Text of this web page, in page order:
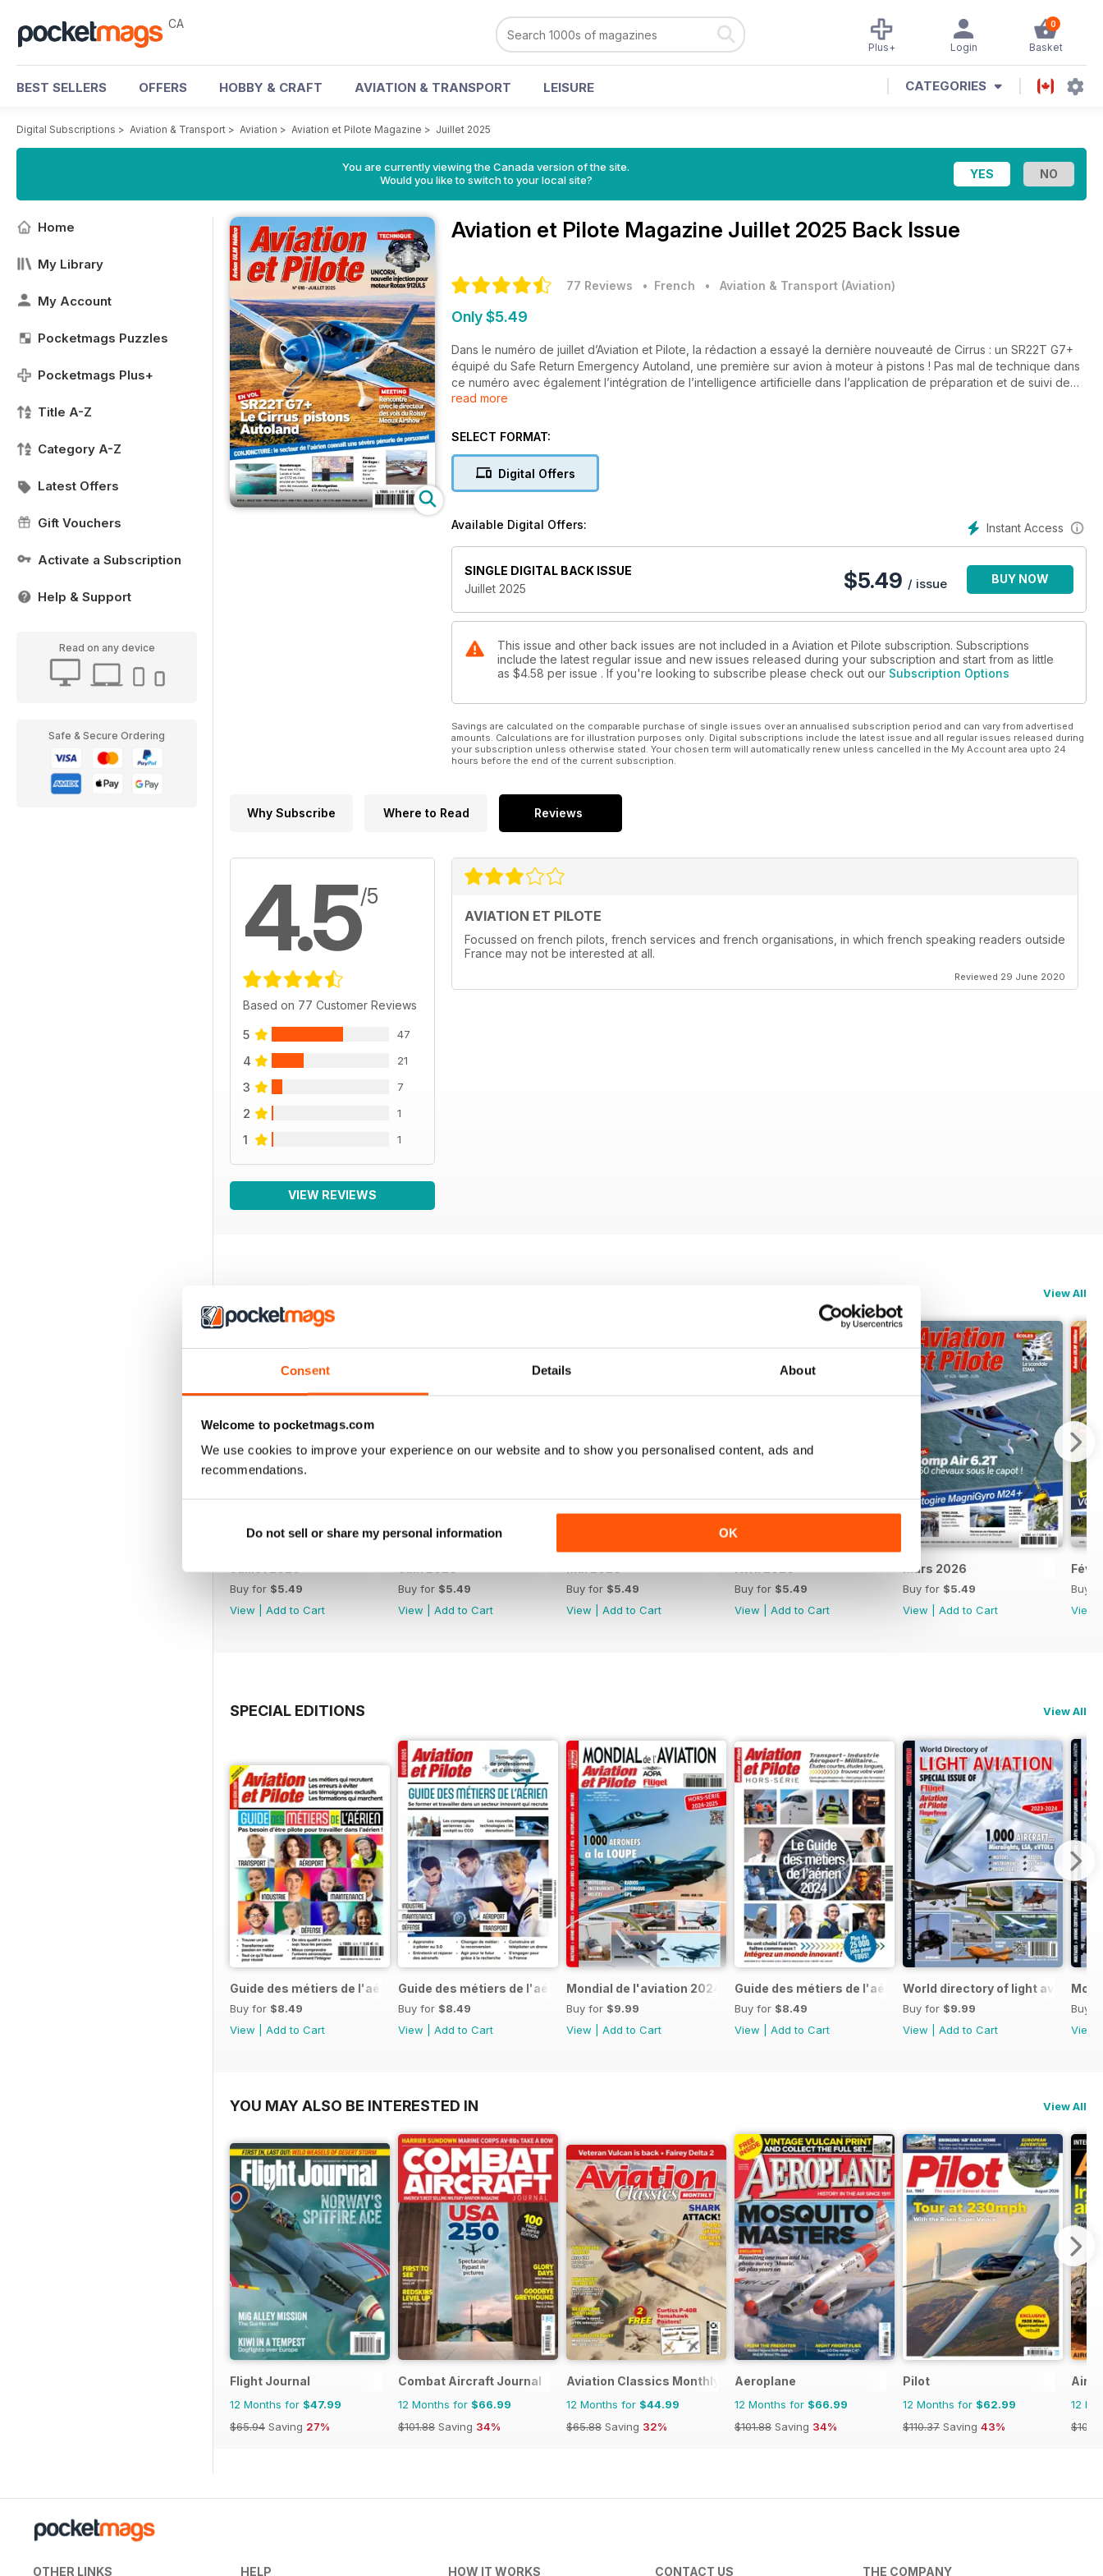
Consent Details About
Welcome to pocketmags.com
We use cookies to improve your experience on our website and to show you personalised content, ads and
recommendations.
Do not sell or share my personal information OK
CA 0
Basket
Login
Plus+
BEST SELLERS OFFERS HOBBY & CRAFT AVIATION & TRANSPORT LEISURE CATEGORIES
Digital Subscriptions > Aviation & Transport > Aviation > Aviation et Pilote Magazine > Juillet 2025
You are currently viewing the Canada version of the site.
Would you like to switch to your local site?
Home
My Library
My Account
Pocketmags Puzzles
Pocketmags Plus+
Title A-Z
Category A-Z
Latest Offers
Gift Vouchers
Activate a Subscription
Help & Support
Read on any device
Safe & Secure Ordering
Aviation et Pilote Magazine Juillet 2025 Back Issue
77 Reviews • French • Aviation & Transport (Aviation)
Only $5.49
Dans le numéro de juillet d’Aviation et Pilote, la rédaction a essayé la dernière nouveauté de Cirrus : un SR22T G7+
équipé du Safe Return Emergency Autoland, une première sur avion à moteur à pistons ! Pas mal de technique dans
ce numéro avec également l’intégration de l’intelligence artificielle dans l’application de préparation et de suivi de
navigation Air Navigation ou encore la présentation du kit injection, conçu par Unicorn Aviation, pour moteurs Rotax
Les salons aéronautiques se succèdent. Nous vous disons ce qui s’est passé à l’édition 2025 de France Air Expo et
Meaux Airshow, Michel Geindre, qui explique comment l’on peut faire voler 80 avions durant 5h50 de démonstrations
aériennes et que tout se déroule bien. L’aviation fait rêver et c’est aussi ce qu’a partagé Lucas en emmenant sa
autres secteurs sont également concernés. Un métier pénurique parmi d’autres est le chaudronnier aéronautique :
Alexandre témoigne sur son parcours.
read more
SELECT FORMAT:
Digital Offers
Instant Access
Available Digital Offers:
SINGLE DIGITAL BACK ISSUE
Juillet 2025
$5.49 / issue BUY NOW
This issue and other back issues are not included in a Aviation et Pilote subscription. Subscriptions
include the latest regular issue and new issues released during your subscription and start from as little
as $4.58 per issue . If you're looking to subscribe please check out our Subscription Options
Savings are calculated on the comparable purchase of single issues over an annualised subscription period and can vary from advertised
amounts. Calculations are for illustration purposes only. Digital subscriptions include the latest issue and all regular issues released during
your subscription unless otherwise stated. Your chosen term will automatically renew unless cancelled in the My Account area upto 24
hours before the end of the current subscription.
Why Subscribe Where to Read Reviews
4.5/5
Based on 77 Customer Reviews
5 47
4 21
3 7
2 1
1 1
VIEW REVIEWS
AVIATION ET PILOTE
Focussed on french pilots, french services and french organisations, in which french speaking readers outside
France may not be interested at all.
Reviewed 29 June 2020
View All
Buy for $5.49
View
Add to Cart
Buy for $5.49
View
Add to Cart
Buy for $5.49
View
Add to Cart
Buy for $5.49
View
Add to Cart
Mars 2026
Buy for $5.49
View
Add to Cart
Buy
View
SPECIAL EDITIONS View All
Guide des métiers de l'aérien 2026
Buy for $8.49
View
Add to Cart
Guide des métiers de l'aérien 2025
Buy for $8.49
View
Add to Cart
Mondial de l'aviation 2024-2025
Buy for $9.99
View
Add to Cart
Guide des métiers de l'aérien 2024
Buy for $8.49
View
Add to Cart
World directory of light aviation
Buy for $9.99
View
Add to Cart
Buy
View
YOU MAY ALSO BE INTERESTED IN View All
Flight Journal
12 Months for $47.99
$65.94 Saving 27%
Combat Aircraft Journal
12 Months for $66.99
$101.88 Saving 34%
Aviation Classics Monthly
12 Months for $44.99
$65.88 Saving 32%
Aeroplane
12 Months for $66.99
$101.88 Saving 34%
Pilot
12 Months for $62.99
$110.37 Saving 43%
12
OTHER LINKS HELP HOW IT WORKS CONTACT US THE COMPANY